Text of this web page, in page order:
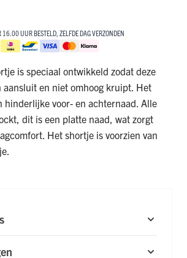
16.00 UUR BESTELD, ZELFDE DAG VERZONDEN
is speciaal ontwikkeld zodat deze
aansluit en niet omhoog kruipt. Het
hinderlijke voor- en achternaad. Alle
dit is een platte naad, wat zorgt
Het shortje is voorzien van